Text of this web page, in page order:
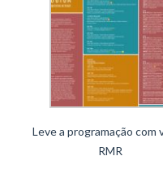
Leve a programação com
RMR